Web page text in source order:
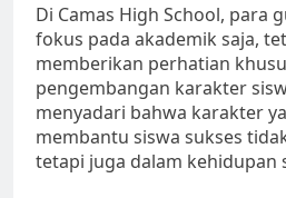
Di Camas High School, para
fokus pada akademik saja,
memberikan perhatian
pengembangan karakter
menyadari bahwa karakter
membantu siswa sukses
tetapi juga dalam kehidupan